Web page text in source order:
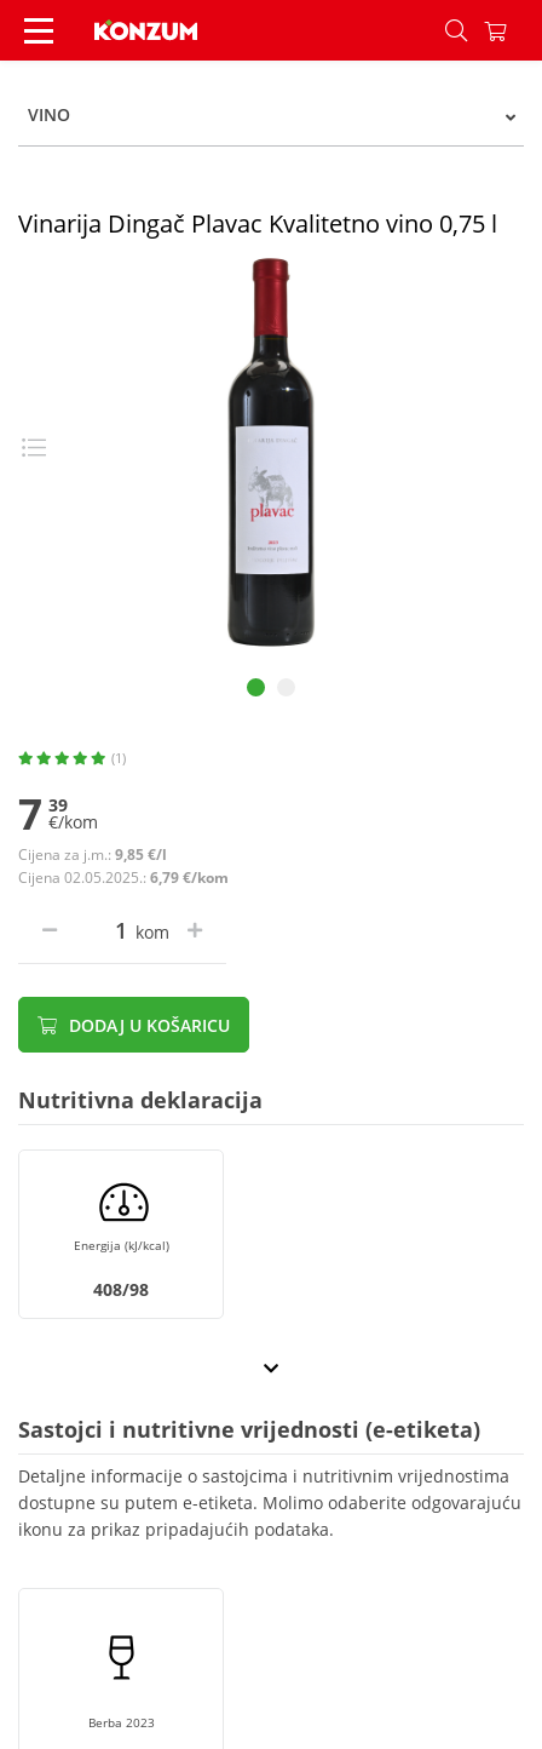
Vinarija Dingač Plavac Kvalitetno vino 0,75 l -
VINO
Vinarija Dingač Plavac Kvalitetno vino 0,75 l
(1)
7 39
€/kom
Cijena za j.m.: 9,85 €/l
Cijena 02.05.2025.: 6,79 €/kom
kom
DODAJ U KOŠARICU
Nutritivna deklaracija
Energija (kJ/kcal)
408/98
Sastojci i nutritivne vrijednosti (e-etiketa)
Detaljne informacije o sastojcima i nutritivnim vrijednostima
dostupne su putem e-etiketa. Molimo odaberite odgovarajuću
ikonu za prikaz pripadajućih podataka.
Berba 2023